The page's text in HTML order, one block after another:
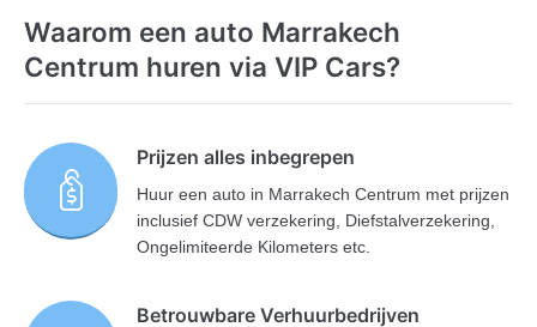
Waarom een auto Marrakech
Centrum huren via VIP Cars?
Prijzen alles inbegrepen
Huur een auto in Marrakech Centrum met prijzen
inclusief CDW verzekering, Diefstalverzekering,
Ongelimiteerde Kilometers etc.
Betrouwbare Verhuurbedrijven